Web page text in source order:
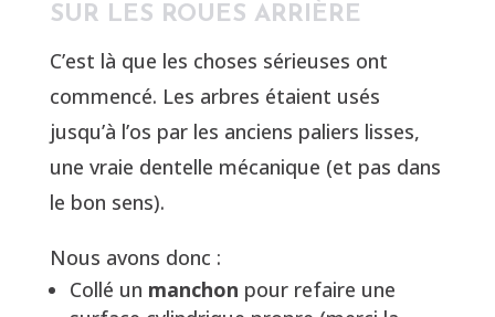
SUR LES ROUES ARRIÈRE
C’est là que les choses sérieuses ont
commencé. Les arbres étaient usés
jusqu’à l’os par les anciens paliers lisses,
une vraie dentelle mécanique (et pas dans
le bon sens).
Nous avons donc :
Collé un manchon pour refaire une